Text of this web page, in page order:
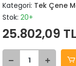
Kategori: Tek Çene
Stok: 20+
25.802,09 TL